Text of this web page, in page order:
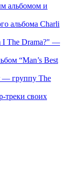
альбомом и
альбома Charli
I The Drama?" —
“Man’s Best
— группу The
треки своих